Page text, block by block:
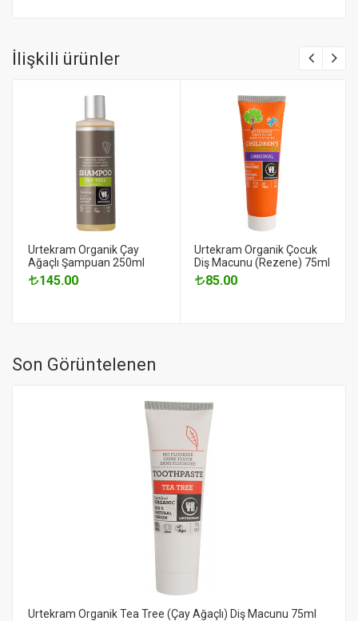
İlişkili ürünler
Urtekram Organik Çay
Ağaçlı Şampuan 250ml
145.00
Urtekram Organik Çocuk
Diş Macunu (Rezene) 75ml
85.00
Son Görüntelenen
Urtekram Organik Tea Tree (Çay Ağaçlı) Diş Macunu 75ml